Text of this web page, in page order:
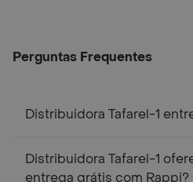
Perguntas Frequentes
Distribuidora Tafarel-1
Distribuidora Tafarel-1
entrega grátis com Rappi?